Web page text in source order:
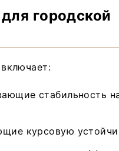
городской
включает:
стабильность
курсовую